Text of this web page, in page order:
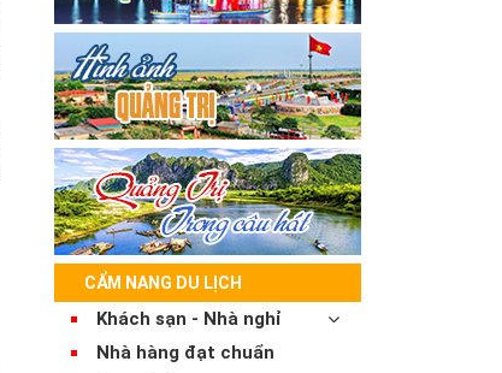
CẨM NANG DU LỊCH
Khách sạn - Nhà nghỉ
Nhà hàng đạt chuẩn